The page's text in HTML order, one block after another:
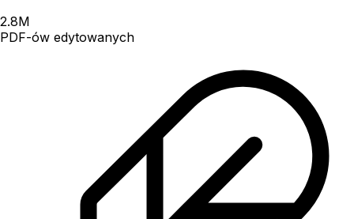
2.8M
PDF-ów edytowanych